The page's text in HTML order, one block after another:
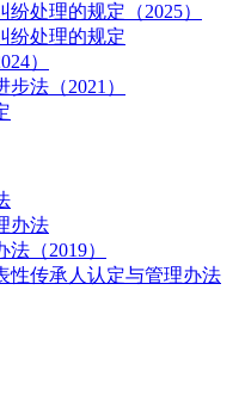
处理的规定（2025）
纷处理的规定
）
法（2021）
办法
（2019）
性传承人认定与管理办法